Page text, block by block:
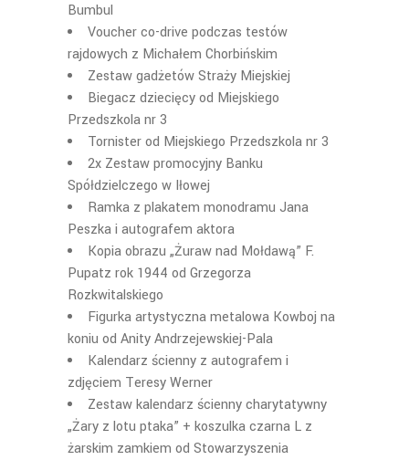
Bumbul
Voucher co-drive podczas testów
rajdowych z Michałem Chorbińskim
Zestaw gadżetów Straży Miejskiej
Biegacz dziecięcy od Miejskiego
Przedszkola nr 3
Tornister od Miejskiego Przedszkola nr 3
2x Zestaw promocyjny Banku
Spółdzielczego w Iłowej
Ramka z plakatem monodramu Jana
Peszka i autografem aktora
Kopia obrazu „Żuraw nad Mołdawą” F.
Pupatz rok 1944 od Grzegorza
Rozkwitalskiego
Figurka artystyczna metalowa Kowboj na
koniu od Anity Andrzejewskiej-Pala
Kalendarz ścienny z autografem i
zdjęciem Teresy Werner
Zestaw kalendarz ścienny charytatywny
„Żary z lotu ptaka” + koszulka czarna L z
żarskim zamkiem od Stowarzyszenia